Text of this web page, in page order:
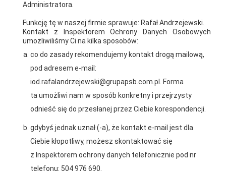
2026-01-15
Grupa PSB Handel S.A.
gra z WOŚP. Powstała
firmowa eSkarbonka na
rzecz gastroenterologii
dziecięcej
2026-01-12
Zacisze S.A. dołącza do
Grupy PSB. Sieć kończy
otwarciem po
rebrandingu
Administratora.
Funkcję tę w naszej firmie sprawuje: Rafał Andrzejewski.
Kontakt z Inspektorem Ochrony Danych Osobowych
umożliwiliśmy Ci na kilka sposobów:
co do zasady rekomendujemy kontakt drogą mailową,
pod adresem e-mail:
iod.rafalandrzejewski@grupapsb.com.pl. Forma
ta umożliwi nam w sposób konkretny i przejrzysty
odnieść się do przesłanej przez Ciebie korespondencji.
gdybyś jednak uznał (-a), że kontakt e-mail jest dla
Ciebie kłopotliwy, możesz skontaktować się
z Inspektorem ochrony danych telefonicznie pod nr
telefonu: 504 976 690.